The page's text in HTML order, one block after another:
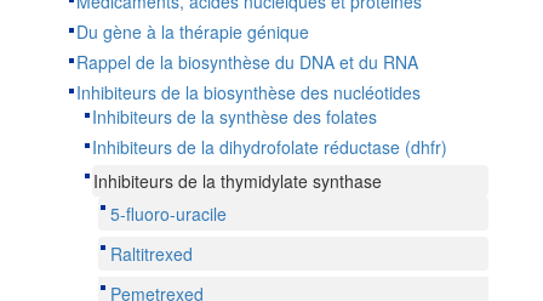
Du gène à la thérapie génique
Rappel de la biosynthèse du DNA et du RNA
Inhibiteurs de la biosynthèse des nucléotides
Inhibiteurs de la synthèse des folates
Inhibiteurs de la dihydrofolate réductase (dhfr)
Inhibiteurs de la thymidylate synthase
5-fluoro-uracile
Raltitrexed
Pemetrexed